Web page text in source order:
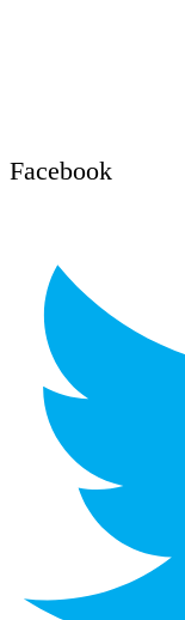
Facebook